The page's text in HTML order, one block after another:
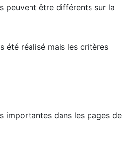
peuvent être différents sur la
été réalisé mais les critères
importantes dans les pages de